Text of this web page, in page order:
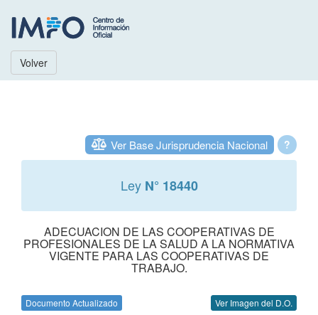
Volver
?
Ver Base Jurisprudencia Nacional
Ley N° 18440
ADECUACION DE LAS COOPERATIVAS DE
PROFESIONALES DE LA SALUD A LA NORMATIVA
VIGENTE PARA LAS COOPERATIVAS DE
TRABAJO.
Documento Actualizado Ver Imagen del D.O.